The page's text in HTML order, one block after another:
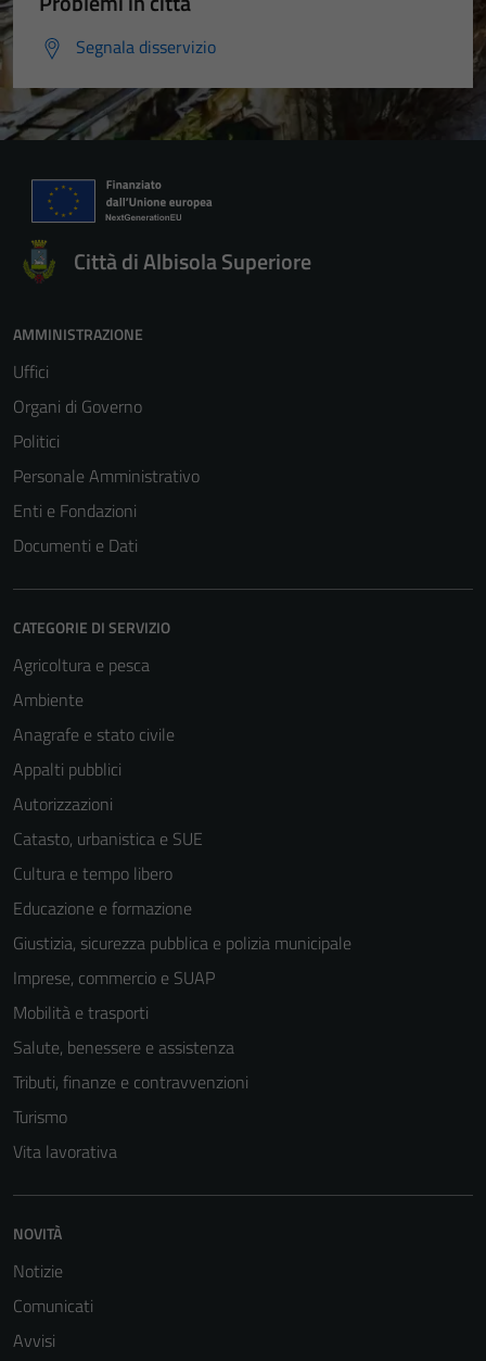
Segnala disservizio
Città di Albisola Superiore
AMMINISTRAZIONE
Uffici
Organi di Governo
Politici
Personale Amministrativo
Enti e Fondazioni
Documenti e Dati
CATEGORIE DI SERVIZIO
Agricoltura e pesca
Ambiente
Anagrafe e stato civile
Appalti pubblici
Autorizzazioni
Catasto, urbanistica e SUE
Cultura e tempo libero
Educazione e formazione
Giustizia, sicurezza pubblica e polizia municipale
Imprese, commercio e SUAP
Mobilità e trasporti
Salute, benessere e assistenza
Tributi, finanze e contravvenzioni
Turismo
Vita lavorativa
NOVITÀ
Notizie
Comunicati
Avvisi
Tecnici